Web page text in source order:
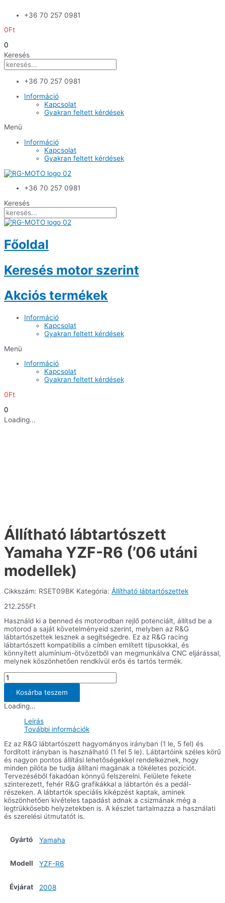
+36 70 257 0981
0Ft
0
Keresés
+36 70 257 0981
Információ
Kapcsolat
Gyakran feltett kérdések
Menü
Információ
Kapcsolat
Gyakran feltett kérdések
+36 70 257 0981
Keresés
Főoldal
Keresés motor szerint
Akciós termékek
Információ
Kapcsolat
Gyakran feltett kérdések
Menü
Információ
Kapcsolat
Gyakran feltett kérdések
0Ft
0
Loading...
Állítható lábtartószett
Yamaha YZF-R6 (’06 utáni
modellek)
Cikkszám: RSET09BK Kategória: Állítható lábtartószettek
212.255Ft
Használd ki a benned és motorodban rejlő potenciált, állítsd be a
motorod a saját követelményeid szerint, melyben az R&G
lábtartószettek lesznek a segítségedre. Ez az R&G racing
lábtartószett kompatibilis a címben említett típusokkal, és
könnyített alumínium-ötvözetből van megmunkálva CNC eljárással,
melynek köszönhetően rendkívül erős és tartós termék.
Állítható
lábtartószett
Yamaha
YZF-
R6
modellek)
mennyiség
Kosárba teszem
Loading...
Leírás
További információk
Ez az R&G lábtartószett hagyományos irányban (1 le, 5 fel) és
fordított irányban is használható (1 fel 5 le). Lábtartóink széles körű
és nagyon pontos állítási lehetőségekkel rendelkeznek, hogy
minden pilóta be tudja állítani magának a tökéletes pozíciót.
Tervezéséből fakadóan könnyű felszerelni. Felülete fekete
szinterezett, fehér R&G grafikákkal a lábtartón és a pedál-
részeken. A lábtartók speciális kiképzést kaptak, aminek
köszönhetően kivételes tapadást adnak a csizmának még a
legtrükkösebb helyzetekben is. A készlet tartalmazza a használati
és szerelési útmutatót is.
Gyártó Yamaha
Modell YZF-R6
Évjárat 2008